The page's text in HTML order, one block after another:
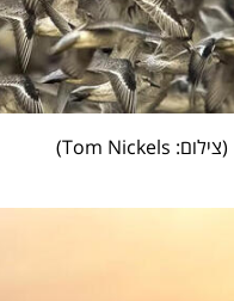
(צילום: Tom Nickels )